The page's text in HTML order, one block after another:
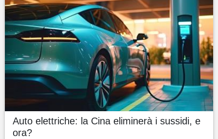
Auto elettriche: la Cina eliminerà i sussidi, e
ora?